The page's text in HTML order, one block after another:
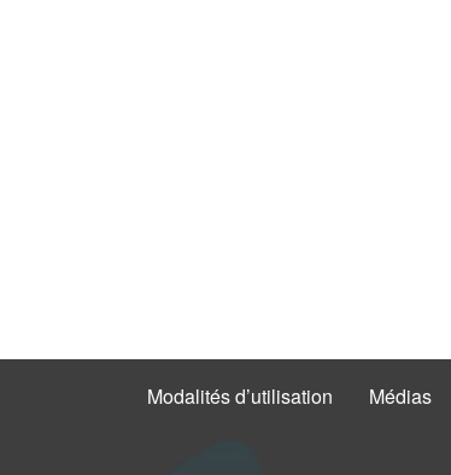
Modalités d’utilisation Médias